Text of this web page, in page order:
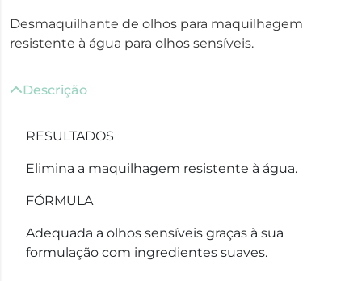
Desmaquilhante de olhos para maquilhagem
resistente à água para olhos sensíveis.
Descrição
RESULTADOS
Elimina a maquilhagem resistente à água.
FÓRMULA
Adequada a olhos sensíveis graças à sua
formulação com ingredientes suaves.